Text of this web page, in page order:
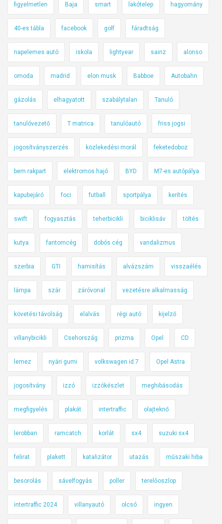
figyelmetlen Baja smart lakótelep hagyomány
40-es tábla facebook golf fáradtság
napelemes autó iskola lightyear sainz alonso
omoda madrid elon musk Babboe Autobahn
gázolás elhagyatott szabálytalan Tanuló
tanulóvezető T matrica tanulóautó friss jogsi
jogosítványszerzés közlekedési morál feketedoboz
bem rakpart elektromos hajó BYD M7-es autópálya
kapubejáró foci futball sportpálya kerítés
swift fogyasztás teherbicikli biciklisáv töltés
kutya fantomcég dobós cég vandalizmus
szerbia GTI hamisítás alvázszám visszaélés
lámpa szár záróvonal vezetésre alkalmasság
követési távolság elalvás régi autó kijelző
villanybicikli Csehország prizma Opel CD
lemez nyári gumi volkswagen id.7 Opel Astra
jogosítvány izzó izzókészlet meghibásodás
megfigyelés plakát intertraffic olajteknő
lerobban ramcatch korlát sx4 suzuki sx4
felirat plakett katalizátor utazás műszaki hiba
besorolás sávelfogyás poller terelőoszlop
intertraffic 2024 villanyautó olcsó ingyen